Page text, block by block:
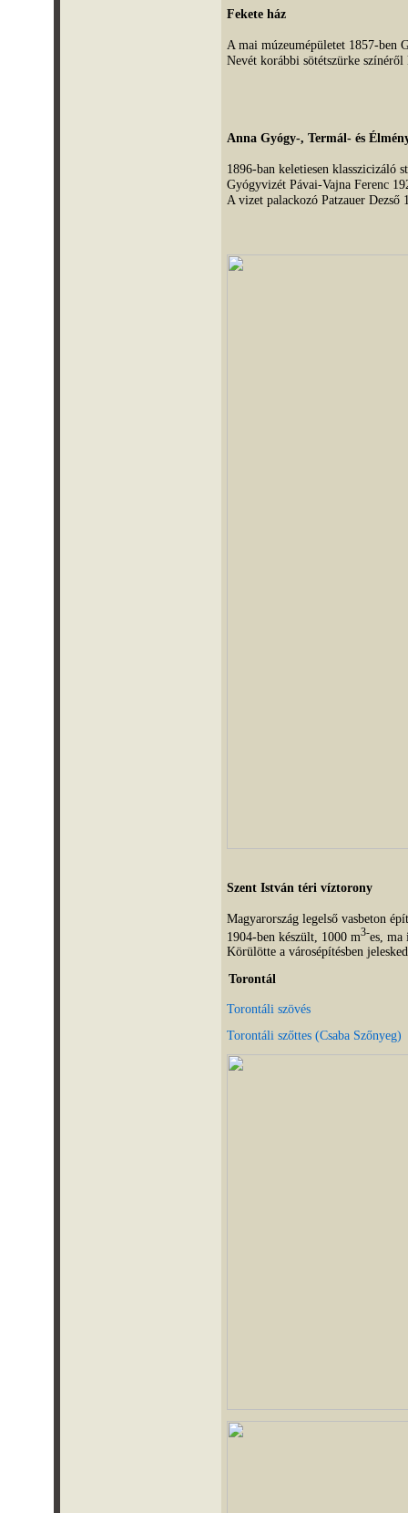
Fekete ház
A mai múzeumépületet 1857-ben
Nevét korábbi sötétszürke színéről
Anna Gyógy-, Termál- és
1896-ban keletiesen klasszicizáló
Gyógyvizét Pávai-Vajna Ferenc
A vizet palackozó Patzauer
Szent István téri víztorony
Magyarország legelső vasbeton
1904-ben készült, 1000 m3-es, ma
Körülötte a városépítésben
Torontál
Torontáli szövés
Torontáli szőttes (Csaba Szőnyeg)